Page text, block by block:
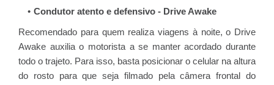
Condutor atento e defensivo - Drive Awake
Recomendado para quem realiza viagens à noite, o Drive
Awake auxilia o motorista a se manter acordado durante
todo o trajeto. Para isso, basta posicionar o celular na altura
do rosto para que seja filmado pela câmera frontal do